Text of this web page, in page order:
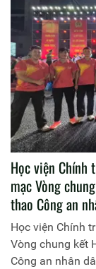
Học viện Chính
mạc Vòng
thao Công an
Học viện Chính
Vòng chung kết
Công an nhân